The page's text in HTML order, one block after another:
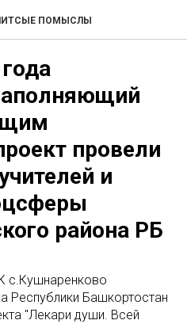
ПОМЫСЛЫ
провели
и
района РБ
с.Кушнаренково
Республики Башкортостан
"Лекари души. Всей